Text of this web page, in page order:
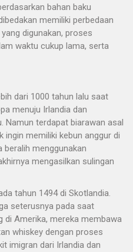
bahan baku
memiliki perbedaan
digunakan, proses
waktu cukup lama, serta
dari 1000 tahun lalu saat
menuju Irlandia dan
Namun terdapat biarawan asal
ingin memiliki kebun anggur di
menggunakan
mengasilkan sulingan
tahun 1494 di Skotlandia.
seterusnya pada saat
di Amerika, mereka membawa
whiskey dengan proses
imigran dari Irlandia dan